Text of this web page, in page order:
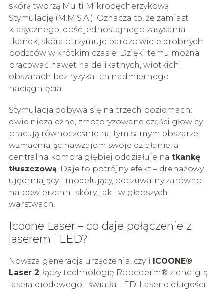
skórą tworzą Multi Mikropęcherzykową
Stymulację (M.M.S.A.). Oznacza to, że zamiast
klasycznego, dość jednostajnego zasysania
tkanek, skóra otrzymuje bardzo wiele drobnych
bodźców w krótkim czasie. Dzięki temu można
pracować nawet na delikatnych, wiotkich
obszarach bez ryzyka ich nadmiernego
naciągnięcia.
Stymulacja odbywa się na trzech poziomach:
dwie niezależne, zmotoryzowane części głowicy
pracują równocześnie na tym samym obszarze,
wzmacniając nawzajem swoje działanie, a
centralna komora głębiej oddziałuje na tkankę
tłuszczową. Daje to potrójny efekt – drenażowy,
ujędrniający i modelujący, odczuwalny zarówno
na powierzchni skóry, jak i w głębszych
warstwach.
Icoone Laser – co daje połączenie z
laserem i LED?
Nowsza generacja urządzenia, czyli
ICOONE®
Laser 2, łączy technologię Roboderm® z energią
lasera diodowego i światła LED. Laser o długości